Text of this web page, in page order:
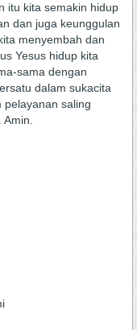
itu kita semakin hidup
dan juga keunggulan
menyembah dan
Yesus hidup kita
sama dengan
dalam sukacita
pelayanan saling